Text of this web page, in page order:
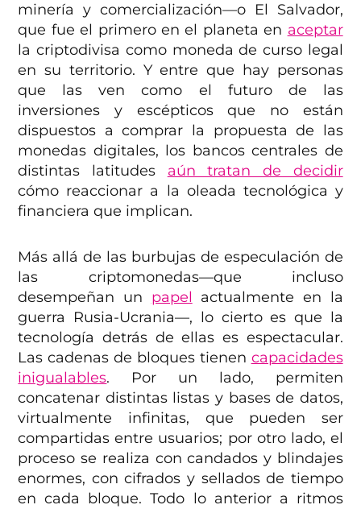
minería y comercialización—o El Salvador,
que fue el primero en el planeta en aceptar
la criptodivisa como moneda de curso legal
en su territorio. Y entre que hay personas
que las ven como el futuro de las
inversiones y escépticos que no están
dispuestos a comprar la propuesta de las
monedas digitales, los bancos centrales de
distintas latitudes aún tratan de decidir
cómo reaccionar a la oleada tecnológica y
financiera que implican.
Más allá de las burbujas de especulación de
las criptomonedas—que incluso
desempeñan un papel actualmente en la
guerra Rusia-Ucrania—, lo cierto es que la
tecnología detrás de ellas es espectacular.
Las cadenas de bloques tienen capacidades
inigualables. Por un lado, permiten
concatenar distintas listas y bases de datos,
virtualmente infinitas, que pueden ser
compartidas entre usuarios; por otro lado, el
proceso se realiza con candados y blindajes
enormes, con cifrados y sellados de tiempo
en cada bloque. Todo lo anterior a ritmos